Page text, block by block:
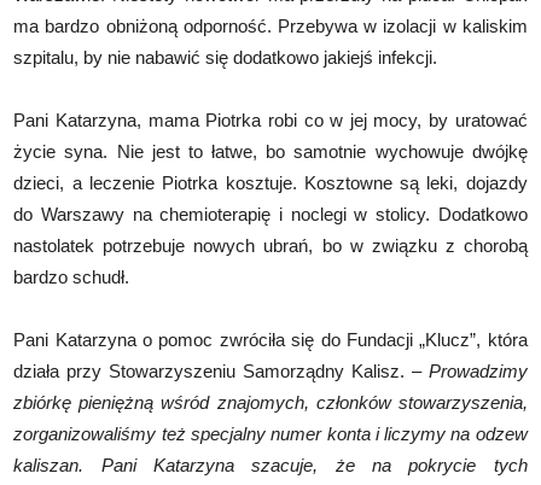
ma bardzo obniżoną odporność. Przebywa w izolacji w kaliskim
szpitalu, by nie nabawić się dodatkowo jakiejś infekcji.
Pani Katarzyna, mama Piotrka robi co w jej mocy, by uratować
życie syna. Nie jest to łatwe, bo samotnie wychowuje dwójkę
dzieci, a leczenie Piotrka kosztuje. Kosztowne są leki, dojazdy
do Warszawy na chemioterapię i noclegi w stolicy. Dodatkowo
nastolatek potrzebuje nowych ubrań, bo w związku z chorobą
bardzo schudł.
Pani Katarzyna o pomoc zwróciła się do Fundacji „Klucz”, która
działa przy Stowarzyszeniu Samorządny Kalisz. – Prowadzimy
zbiórkę pieniężną wśród znajomych, członków stowarzyszenia,
zorganizowaliśmy też specjalny numer konta i liczymy na odzew
kaliszan. Pani Katarzyna szacuje, że na pokrycie tych